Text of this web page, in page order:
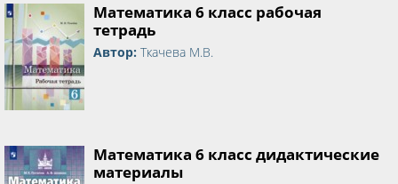
Математика 6 класс рабочая
тетрадь
Автор: Ткачева М.В.
Математика 6 класс дидактические
материалы